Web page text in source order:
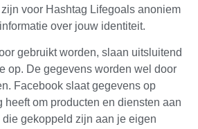
voor Hashtag Lifegoals anoniem
over jouw identiteit.
gebruikt worden, slaan uitsluitend
op. De gegevens worden wel door
Facebook slaat gegevens op
heeft om producten en diensten aan
gekoppeld zijn aan je eigen